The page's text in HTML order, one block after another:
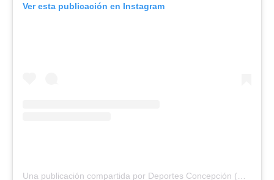
Ver esta publicación en Instagram